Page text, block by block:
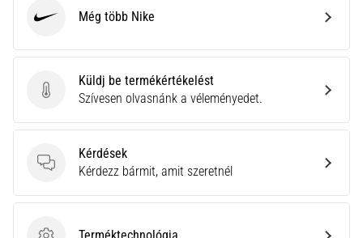
Küldj be termékértékelést
Küldj be termékértékelést
Szívesen olvasnánk a véleményedet.
Kérdések
Kérdések
Kérdezz bármit, amit szeretnél
Még több Nike